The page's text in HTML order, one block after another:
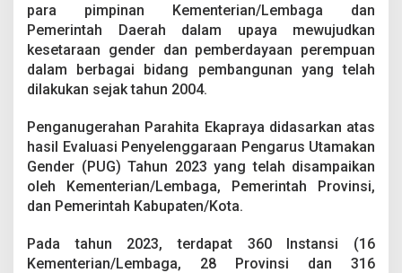
para pimpinan Kementerian/Lembaga dan
Pemerintah Daerah dalam upaya mewujudkan
kesetaraan gender dan pemberdayaan perempuan
dalam berbagai bidang pembangunan yang telah
dilakukan sejak tahun 2004.
Penganugerahan Parahita Ekapraya didasarkan atas
hasil Evaluasi Penyelenggaraan Pengarus Utamakan
Gender (PUG) Tahun 2023 yang telah disampaikan
oleh Kementerian/Lembaga, Pemerintah Provinsi,
dan Pemerintah Kabupaten/Kota.
Pada tahun 2023, terdapat 360 Instansi (16
Kementerian/Lembaga, 28 Provinsi dan 316